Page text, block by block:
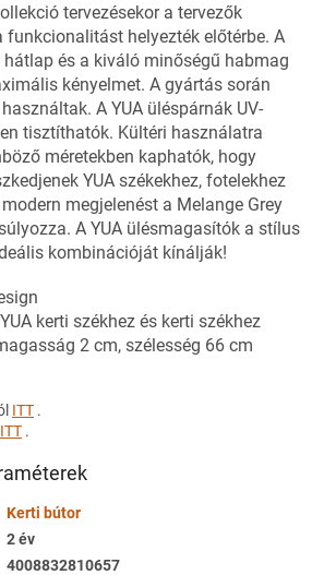
tervezésekor a tervezők
funkcionalitást helyezték előtérbe. A
és a kiváló minőségű habmag
kényelmet. A gyártás során
A YUA üléspárnák UV-
tisztíthatók. Kültéri használatra
méretekben kaphatók, hogy
YUA székekhez, fotelekhez
megjelenést a Melange Grey
A YUA ülésmagasítók a stílus
kombinációját kínálják!
kerti székhez és kerti székhez
2 cm, szélesség 66 cm
ITT .
ITT .
Kerti bútor
2 év
4008832810657